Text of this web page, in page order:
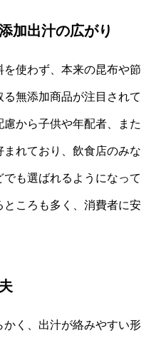
加出汁の広がり
使わず、本来の昆布や節
無添加商品が注目されて
から子供や年配者、また
れており、飲食店のみな
も選ばれるようになって
ころも多く、消費者に安
く、出汁が絡みやすい形